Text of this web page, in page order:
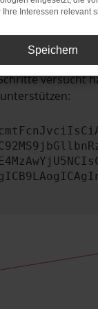
und dein
ein
versucht
Ihre Interessen relevant
Speichern